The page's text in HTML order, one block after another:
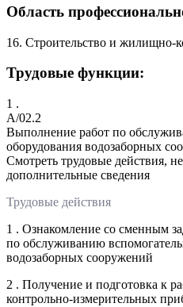
Область
16. Строительство и жилищно-
Трудовые функции:
1 .
A/02.2
Выполнение работ по
оборудования водозаборных
Смотреть трудовые действия,
дополнительные сведения
Трудовые действия
1 . Ознакомление со сменным
по обслуживанию
водозаборных сооружений
2 . Получение и подготовка к
контрольно-измерительных